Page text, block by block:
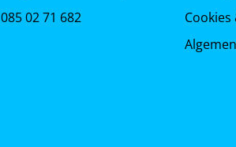
085 02 71 682
Cookies